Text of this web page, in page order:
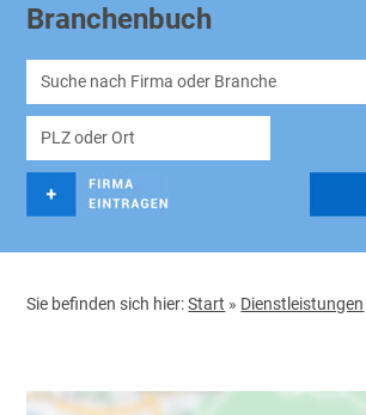
Branchenbuch
Sie befinden sich hier:Start » Dienstleistungen